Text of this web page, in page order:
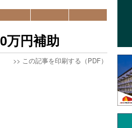
万円補助
>> この記事を印刷する（PDF）